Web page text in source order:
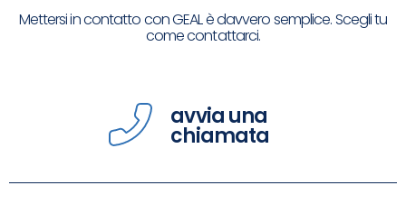
Mettersi in contatto con GEAL è davvero semplice. Scegli tu
come contattarci.
avvia una
chiamata